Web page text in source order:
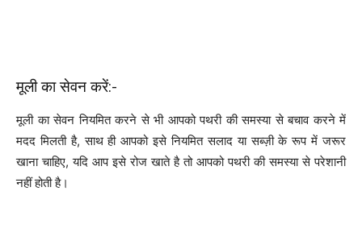
मूली का सेवन करें:-
मूली का सेवन नियमित करने से भी आपको पथरी की समस्या से बचाव करने में
मदद मिलती है, साथ ही आपको इसे नियमित सलाद या सब्ज़ी के रूप में जरूर
खाना चाहिए, यदि आप इसे रोज खाते है तो आपको पथरी की समस्या से परेशानी
नहीं होती है।